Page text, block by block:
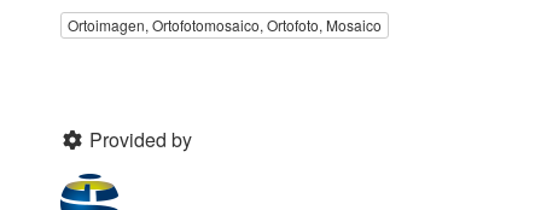
Ortoimagen, Ortofotomosaico, Ortofoto, Mosaico
Provided by